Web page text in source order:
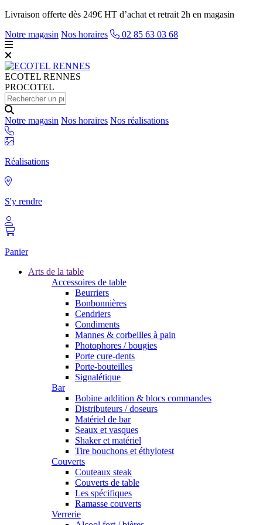
Livraison offerte dès 249€ HT d’achat et retrait 2h en magasin
Notre magasin Nos horaires 02 85 63 03 68
ECOTEL RENNES
PROCOTEL
Notre magasin Nos horaires Nos réalisations
Réalisations
S'y rendre
Panier
Arts de la table
Accessoires de table
Beurriers
Bonbonnières
Cendriers
Condiments
Mannes & corbeilles à pain
Photophores / bougies
Porte cure-dents
Porte-bouteilles
Signalétique
Bar
Bobine addition & blocs commandes
Distributeurs / doseurs
Matériel de bar
Seaux et vasques
Shaker et matériel
Tire bouchons et éthylotest
Couverts
Couteaux steak
Couverts de table
Les spécifiques
Ramasse couverts
Verrerie